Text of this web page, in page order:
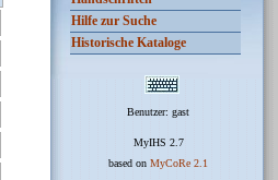
Hilfe zur Suche
Historische Kataloge
Benutzer: gast
MyIHS 2.7
based on MyCoRe 2.1